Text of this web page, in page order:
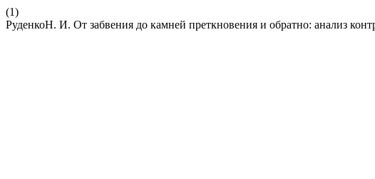
(1)
РуденкоН. И. От забвения до камней преткновения и обратно: анализ